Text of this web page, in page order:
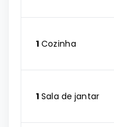
1 Cozinha
1 Sala de jantar